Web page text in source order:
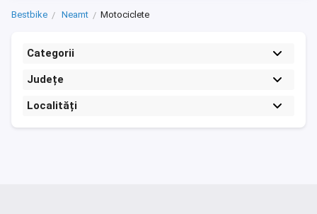
Bestbike Neamt Motociclete
Categorii
Județe
Localități